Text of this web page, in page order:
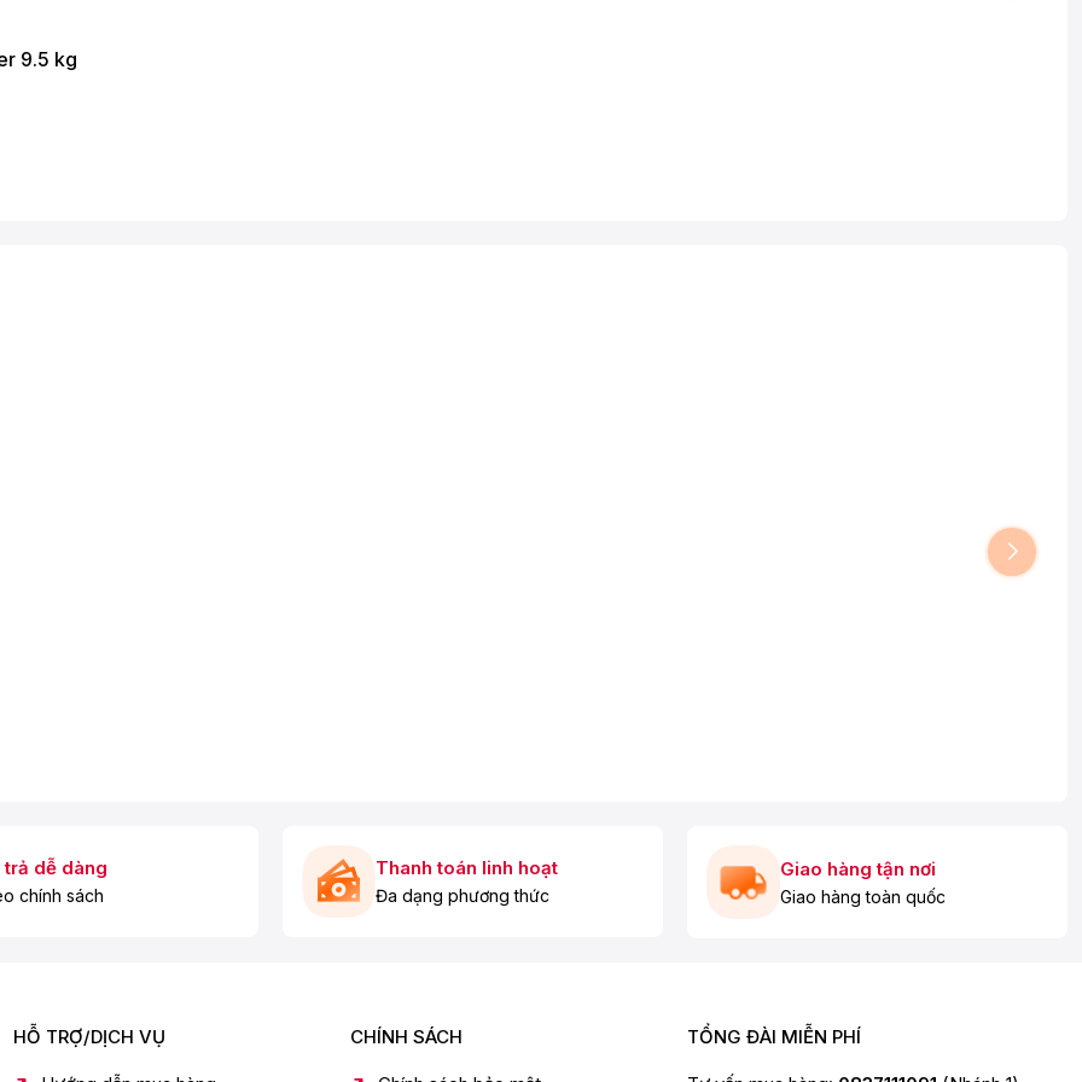
quả
9.5 kg
dễ dàng
chính sách
Thanh toán linh hoạt
Đa dạng phương thức
Giao hàng tận nơi
Giao hàng toàn quốc
HỖ TRỢ/DỊCH VỤ CHÍNH SÁCH TỔNG ĐÀI MIỄN PHÍ